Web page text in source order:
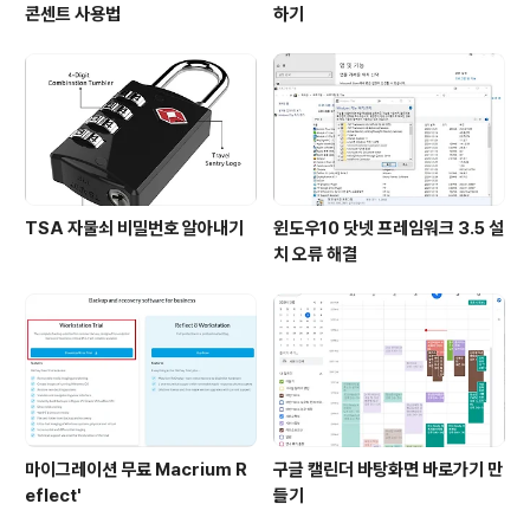
콘센트 사용법
하기
TSA 자물쇠 비밀번호 알아내기
윈도우10 닷넷 프레임워크 3.5 설
치 오류 해결
마이그레이션 무료 Macrium R
eflect'
구글 캘린더 바탕화면 바로가기 만
들기